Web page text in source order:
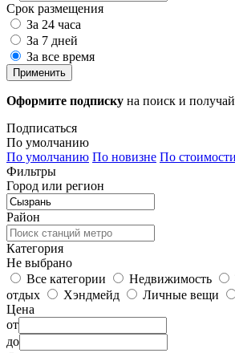
Срок размещения
За 24 часа
За 7 дней
За все время
Применить
Оформите подписку на поиск и
Подписаться
По умолчанию
По умолчанию По новизне По стоимости
Фильтры
Город или регион
Район
Категория
Не выбрано
Все категории
Недвижимость
отдых
Хэндмейд Личные вещи
Цена
от
до